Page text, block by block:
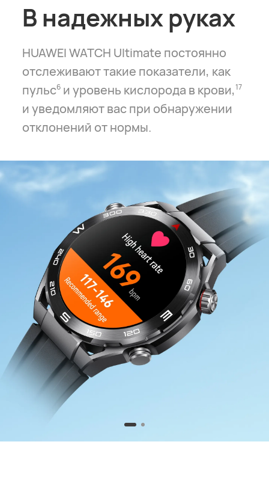
В надежных руках
HUAWEI WATCH Ultimate постоянно
отслеживают такие показатели, как
пульс6 и уровень кислорода в крови,17
и уведомляют вас при обнаружении
отклонений от нормы.